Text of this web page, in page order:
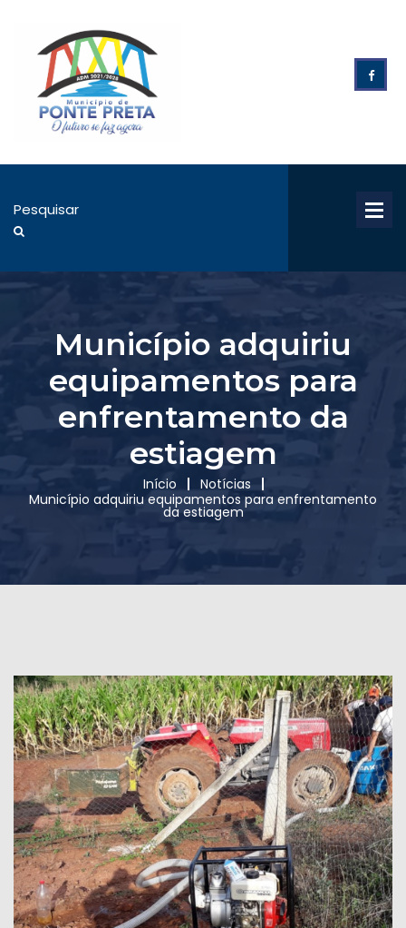
Município adquiriu
equipamentos para
enfrentamento da
estiagem
Início
Notícias
Município adquiriu equipamentos para enfrentamento
da estiagem